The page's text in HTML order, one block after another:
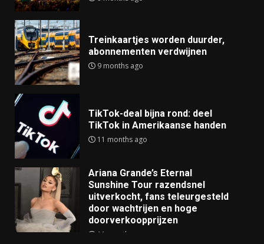
Treinkaartjes worden duurder,
abonnementen verdwijnen
9 months ago
TikTok-deal bijna rond: deel
TikTok in Amerikaanse handen
11 months ago
Ariana Grande’s Eternal
Sunshine Tour razendsnel
uitverkocht, fans teleurgesteld
door wachtrijen en hoge
doorverkoopprijzen
11 months ago